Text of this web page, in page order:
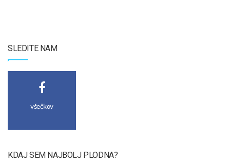
SLEDITE NAM
všečkov
KDAJ SEM NAJBOLJ PLODNA?